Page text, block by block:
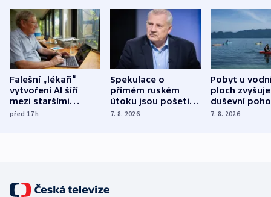
Falešní „lékaři“
vytvoření AI šíří
mezi staršími
Poláky nebezpečné
před 17h
Spekulace o
přímém ruském
útoku jsou pošetilé,
míní estonský
7. 8. 2026
Pobyt u
ploch zvyšuje
duševní
ukázala
7. 8. 2026